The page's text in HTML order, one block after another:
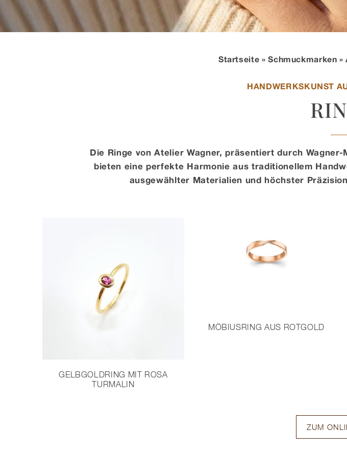
Startseite »Schmuckmarken »
HANDWERKSKUNST
Die Ringe von Atelier Wagner, präsentiert durch
bieten eine perfekte Harmonie aus traditionellem
ausgewählter Materialien und höchster
GELBGOLDRING MIT ROSA
TURMALIN
MÖBIUSRING AUS ROTGOLD
ZUM